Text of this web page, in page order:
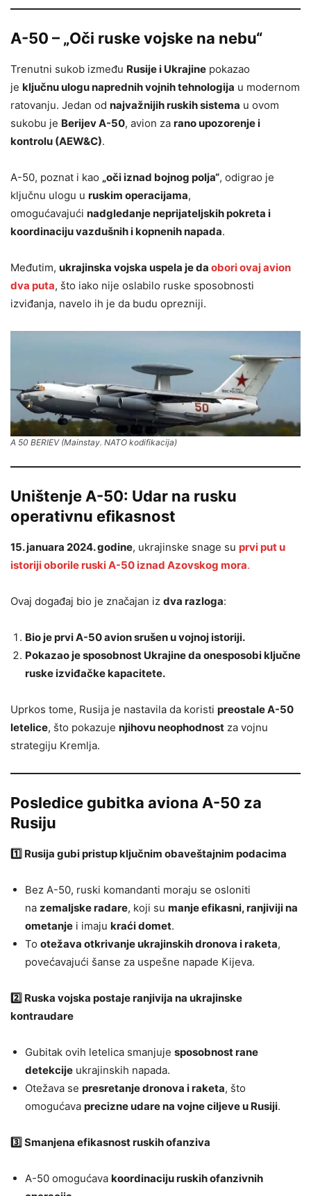
A-50 – „Oči ruske vojske na nebu“
Trenutni sukob između Rusije i Ukrajine pokazao
je ključnu ulogu naprednih vojnih tehnologija u modernom
ratovanju. Jedan od najvažnijih ruskih sistema u ovom
sukobu je Berijev A-50, avion za rano upozorenje i
kontrolu (AEW&C).
A-50, poznat i kao „oči iznad bojnog polja“, odigrao je
ključnu ulogu u ruskim operacijama,
omogućavajući nadgledanje neprijateljskih pokreta i
koordinaciju vazdušnih i kopnenih napada.
Međutim, ukrajinska vojska uspela je da obori ovaj avion
dva puta, što iako nije oslabilo ruske sposobnosti
izviđanja, navelo ih je da budu oprezniji.
A 50 BERIEV (Mainstay. NATO kodifikacija)
Uništenje A-50: Udar na rusku
operativnu efikasnost
15. januara 2024. godine, ukrajinske snage su prvi put u
istoriji oborile ruski A-50 iznad Azovskog mora.
Ovaj događaj bio je značajan iz dva razloga:
Bio je prvi A-50 avion srušen u vojnoj istoriji.
Pokazao je sposobnost Ukrajine da onesposobi ključne
ruske izviđačke kapacitete.
Uprkos tome, Rusija je nastavila da koristi preostale A-50
letelice, što pokazuje njihovu neophodnost za vojnu
strategiju Kremlja.
Posledice gubitka aviona A-50 za
Rusiju
1️⃣ Rusija gubi pristup ključnim obaveštajnim podacima
Bez A-50, ruski komandanti moraju se osloniti
na zemaljske radare, koji su manje efikasni, ranjiviji na
ometanje i imaju kraći domet.
To otežava otkrivanje ukrajinskih dronova i raketa,
povećavajući šanse za uspešne napade Kijeva.
2️⃣ Ruska vojska postaje ranjivija na ukrajinske
kontraudare
Gubitak ovih letelica smanjuje sposobnost rane
detekcije ukrajinskih napada.
Otežava se presretanje dronova i raketa, što
omogućava precizne udare na vojne ciljeve u Rusiji.
3️⃣ Smanjena efikasnost ruskih ofanziva
A-50 omogućava koordinaciju ruskih ofanzivnih